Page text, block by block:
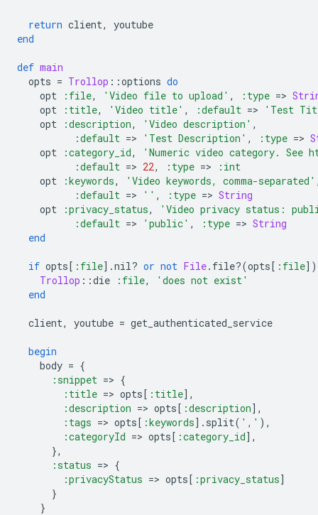
return client,
youtube
end
def main
opts = Trollop ::options do
opt
:file, 'Video file to upload' , :type =>
opt
:title, 'Video title' , :default =>
'Test
opt
:description, 'Video description' ,
:default => 'Test Description' , :type =>
opt
:category_id,
'Numeric video category. See
:default => 22, :type =>
:int
opt
:keywords, 'Video keywords, comma-separated'
:default => '' , :type => String
opt
:privacy_status,
'Video privacy status:
:default => 'public' , :type => String
end
if opts[ :file].nil? or not File. file?(opts[ :file] )
Trollop ::die :file,
'does not exist'
end
client, youtube = get_authenticated_service
begin
body = {
:snippet => {
:title => opts[ :title] ,
:description => opts[ :description] ,
:tags => opts[ :keywords]. split( ',' ),
:categoryId => opts[ :category_id] ,
},
:status => {
:privacyStatus => opts[ :privacy_status]
}
}